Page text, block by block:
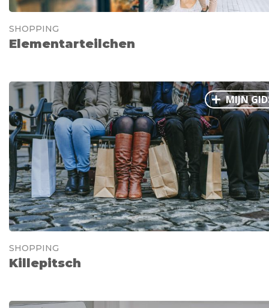
SHOPPING
Elementarteilchen
MIJN
SHOPPING
Killepitsch